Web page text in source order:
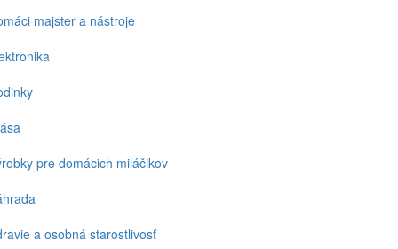
majster a nástroje
pre domácich miláčikov
a osobná starostlivosť